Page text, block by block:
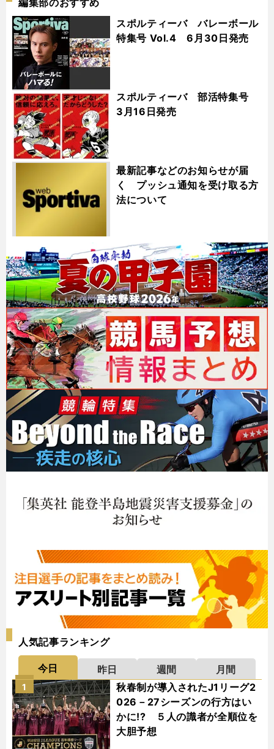
スポルティーバ バレーボール
特集号 Vol.4 6月30日発売
スポルティーバ 部活特集号
3月16日発売
最新記事などのお知らせが届
く プッシュ通知を受け取る方
法について
人気記事ランキング
今日 昨日 週間
月間
秋春制が導入されたJ1リーグ2
026－27シーズンの行方はい
かに!? ５人の識者が全順位を
大胆予想
1